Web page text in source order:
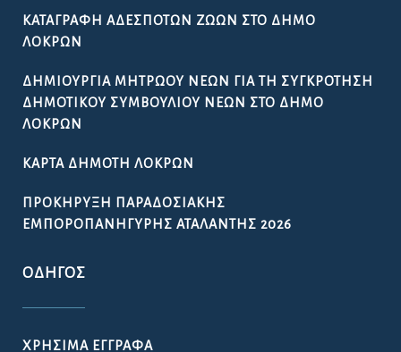
ΚΑΤΑΓΡΑΦΉ ΑΔΈΣΠΟΤΩΝ ΖΏΩΝ ΣΤΟ ΔΉΜΟ
ΛΟΚΡΏΝ
ΔΗΜΙΟΥΡΓΊΑ ΜΗΤΡΏΟΥ ΝΈΩΝ ΓΙΑ ΤΗ ΣΥΓΚΡΌΤΗΣΗ
ΔΗΜΟΤΙΚΟΎ ΣΥΜΒΟΥΛΊΟΥ ΝΈΩΝ ΣΤΟ ΔΉΜΟ
ΛΟΚΡΏΝ
ΚΆΡΤΑ ΔΗΜΌΤΗ ΛΟΚΡΏΝ
ΠΡΟΚΉΡΥΞΗ ΠΑΡΑΔΟΣΙΑΚΉΣ
ΕΜΠΟΡΟΠΑΝΉΓΥΡΗΣ ΑΤΑΛΆΝΤΗΣ 2026
ΟΔΗΓΌΣ
ΧΡΉΣΙΜΑ ΈΓΓΡΑΦΑ